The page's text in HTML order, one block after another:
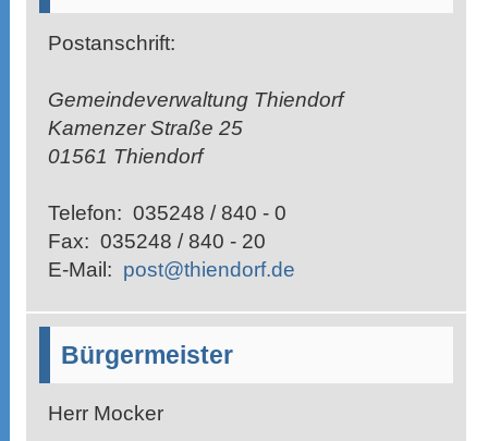
Postanschrift:
Gemeindeverwaltung Thiendorf
Kamenzer Straße 25
01561 Thiendorf
Telefon: 035248 / 840 - 0
Fax: 035248 / 840 - 20
E-Mail: post@thiendorf.de
Bürgermeister
Herr Mocker